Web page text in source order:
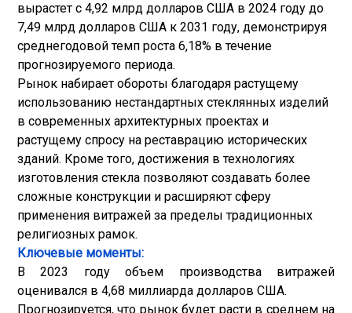
вырастет с 4,92 млрд долларов США в 2024 году до
7,49 млрд долларов США к 2031 году, демонстрируя
среднегодовой темп роста 6,18% в течение
прогнозируемого периода.
Рынок набирает обороты благодаря растущему
использованию нестандартных стеклянных изделий
в современных архитектурных проектах и ​​
растущему спросу на реставрацию исторических
зданий. Кроме того, достижения в технологиях
изготовления стекла позволяют создавать более
сложные конструкции и расширяют сферу
применения витражей за пределы традиционных
религиозных рамок.
Ключевые моменты:
В 2023 году объем производства витражей
оценивался в 4,68 миллиарда долларов США.
Прогнозируется, что рынок будет расти в среднем на